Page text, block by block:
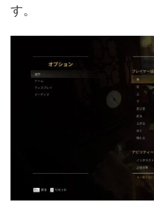
す。